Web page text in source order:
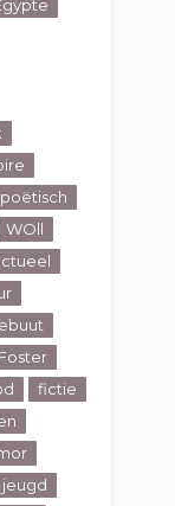
WOll
fictie
jeugd